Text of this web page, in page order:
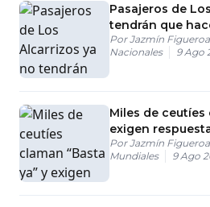
Pasajeros de
tendrán que
estación María
PorJazmín Figueroa
Nacionales
9 Ago
Miles de ceutíes
exigen
PorJazmín Figueroa
Mundiales
9 Ago